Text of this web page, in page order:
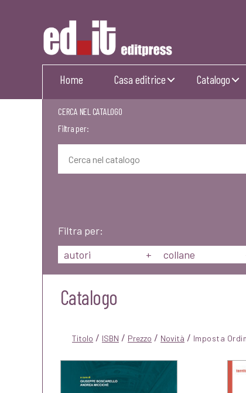
Editpress
Home Casa editrice Catalogo
CERCA NEL CATALOGO
Filtra per:
Filtra per:
autori
+ collane
Catalogo
Titolo / ISBN / Prezzo / Novità /